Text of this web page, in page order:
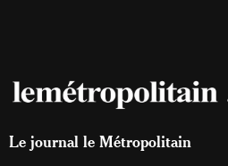
Le journal le Métropolitain